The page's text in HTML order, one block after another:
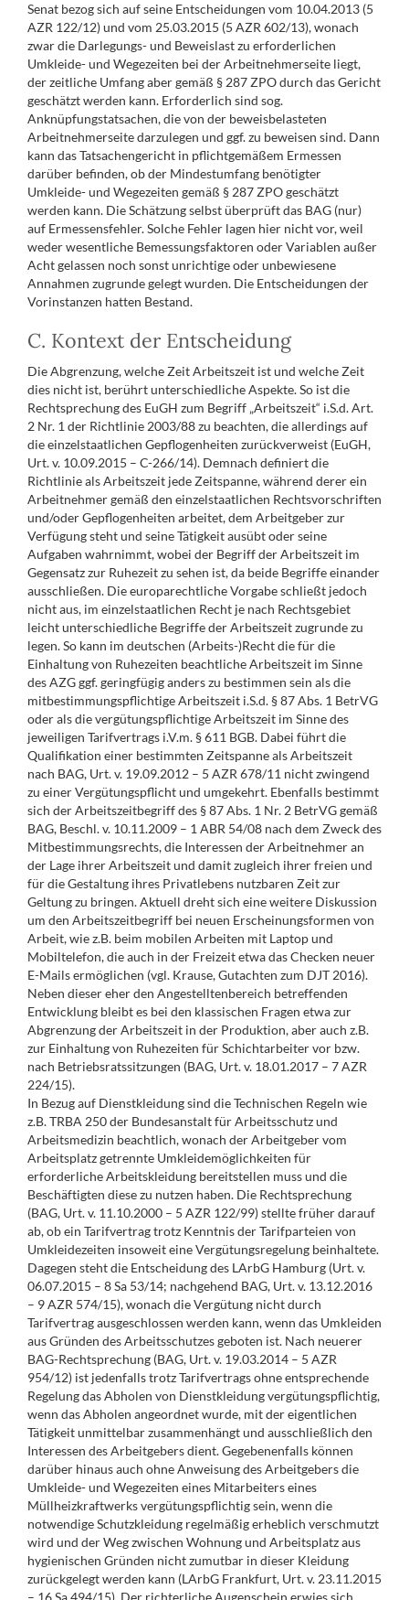
Senat bezog sich auf seine Entscheidungen vom 10.04.2013 (5
AZR 122/12) und vom 25.03.2015 (5 AZR 602/13), wonach
zwar die Darlegungs- und Beweislast zu erforderlichen
Umkleide- und Wegezeiten bei der Arbeitnehmerseite liegt,
der zeitliche Umfang aber gemäß § 287 ZPO durch das Gericht
geschätzt werden kann. Erforderlich sind sog.
Anknüpfungstatsachen, die von der beweisbelasteten
Arbeitnehmerseite darzulegen und ggf. zu beweisen sind. Dann
kann das Tatsachengericht in pflichtgemäßem Ermessen
darüber befinden, ob der Mindestumfang benötigter
Umkleide- und Wegezeiten gemäß § 287 ZPO geschätzt
werden kann. Die Schätzung selbst überprüft das BAG (nur)
auf Ermessensfehler. Solche Fehler lagen hier nicht vor, weil
weder wesentliche Bemessungsfaktoren oder Variablen außer
Acht gelassen noch sonst unrichtige oder unbewiesene
Annahmen zugrunde gelegt wurden. Die Entscheidungen der
Vorinstanzen hatten Bestand.
C. Kontext der Entscheidung
Die Abgrenzung, welche Zeit Arbeitszeit ist und welche Zeit
dies nicht ist, berührt unterschiedliche Aspekte. So ist die
Rechtsprechung des EuGH zum Begriff „Arbeitszeit“ i.S.d. Art.
2 Nr. 1 der Richtlinie 2003/88 zu beachten, die allerdings auf
die einzelstaatlichen Gepflogenheiten zurückverweist (EuGH,
Urt. v. 10.09.2015 – C-266/14). Demnach definiert die
Richtlinie als Arbeitszeit jede Zeitspanne, während derer ein
Arbeitnehmer gemäß den einzelstaatlichen Rechtsvorschriften
und/oder Gepflogenheiten arbeitet, dem Arbeitgeber zur
Verfügung steht und seine Tätigkeit ausübt oder seine
Aufgaben wahrnimmt, wobei der Begriff der Arbeitszeit im
Gegensatz zur Ruhezeit zu sehen ist, da beide Begriffe einander
ausschließen. Die europarechtliche Vorgabe schließt jedoch
nicht aus, im einzelstaatlichen Recht je nach Rechtsgebiet
leicht unterschiedliche Begriffe der Arbeitszeit zugrunde zu
legen. So kann im deutschen (Arbeits-)Recht die für die
Einhaltung von Ruhezeiten beachtliche Arbeitszeit im Sinne
des AZG ggf. geringfügig anders zu bestimmen sein als die
mitbestimmungspflichtige Arbeitszeit i.S.d. § 87 Abs. 1 BetrVG
oder als die vergütungspflichtige Arbeitszeit im Sinne des
jeweiligen Tarifvertrags i.V.m. § 611 BGB. Dabei führt die
Qualifikation einer bestimmten Zeitspanne als Arbeitszeit
nach BAG, Urt. v. 19.09.2012 – 5 AZR 678/11 nicht zwingend
zu einer Vergütungspflicht und umgekehrt. Ebenfalls bestimmt
sich der Arbeitszeitbegriff des § 87 Abs. 1 Nr. 2 BetrVG gemäß
BAG, Beschl. v. 10.11.2009 – 1 ABR 54/08 nach dem Zweck des
Mitbestimmungsrechts, die Interessen der Arbeitnehmer an
der Lage ihrer Arbeitszeit und damit zugleich ihrer freien und
für die Gestaltung ihres Privatlebens nutzbaren Zeit zur
Geltung zu bringen. Aktuell dreht sich eine weitere Diskussion
um den Arbeitszeitbegriff bei neuen Erscheinungsformen von
Arbeit, wie z.B. beim mobilen Arbeiten mit Laptop und
Mobiltelefon, die auch in der Freizeit etwa das Checken neuer
E-Mails ermöglichen (vgl. Krause, Gutachten zum DJT 2016).
Neben dieser eher den Angestelltenbereich betreffenden
Entwicklung bleibt es bei den klassischen Fragen etwa zur
Abgrenzung der Arbeitszeit in der Produktion, aber auch z.B.
zur Einhaltung von Ruhezeiten für Schichtarbeiter vor bzw.
nach Betriebsratssitzungen (BAG, Urt. v. 18.01.2017 – 7 AZR
224/15).
In Bezug auf Dienstkleidung sind die Technischen Regeln wie
z.B. TRBA 250 der Bundesanstalt für Arbeitsschutz und
Arbeitsmedizin beachtlich, wonach der Arbeitgeber vom
Arbeitsplatz getrennte Umkleidemöglichkeiten für
erforderliche Arbeitskleidung bereitstellen muss und die
Beschäftigten diese zu nutzen haben. Die Rechtsprechung
(BAG, Urt. v. 11.10.2000 – 5 AZR 122/99) stellte früher darauf
ab, ob ein Tarifvertrag trotz Kenntnis der Tarifparteien von
Umkleidezeiten insoweit eine Vergütungsregelung beinhaltete.
Dagegen steht die Entscheidung des LArbG Hamburg (Urt. v.
06.07.2015 – 8 Sa 53/14; nachgehend BAG, Urt. v. 13.12.2016
– 9 AZR 574/15), wonach die Vergütung nicht durch
Tarifvertrag ausgeschlossen werden kann, wenn das Umkleiden
aus Gründen des Arbeitsschutzes geboten ist. Nach neuerer
BAG-Rechtsprechung (BAG, Urt. v. 19.03.2014 – 5 AZR
954/12) ist jedenfalls trotz Tarifvertrags ohne entsprechende
Regelung das Abholen von Dienstkleidung vergütungspflichtig,
wenn das Abholen angeordnet wurde, mit der eigentlichen
Tätigkeit unmittelbar zusammenhängt und ausschließlich den
Interessen des Arbeitgebers dient. Gegebenenfalls können
darüber hinaus auch ohne Anweisung des Arbeitgebers die
Umkleide- und Wegezeiten eines Mitarbeiters eines
Müllheizkraftwerks vergütungspflichtig sein, wenn die
notwendige Schutzkleidung regelmäßig erheblich verschmutzt
wird und der Weg zwischen Wohnung und Arbeitsplatz aus
hygienischen Gründen nicht zumutbar in dieser Kleidung
zurückgelegt werden kann (LArbG Frankfurt, Urt. v. 23.11.2015
– 16 Sa 494/15). Der richterliche Augenschein erwies sich